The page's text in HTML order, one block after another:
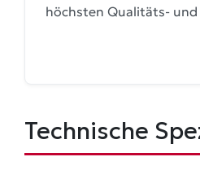
höchsten Qualitäts-
Technische